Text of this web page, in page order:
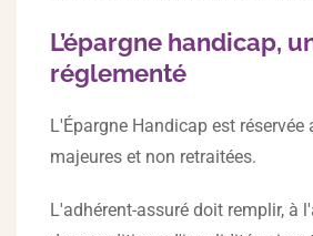
L’épargne handicap,
réglementé
L'Épargne Handicap est réservée
majeures et non retraitées.
L'adhérent-assuré doit remplir, à